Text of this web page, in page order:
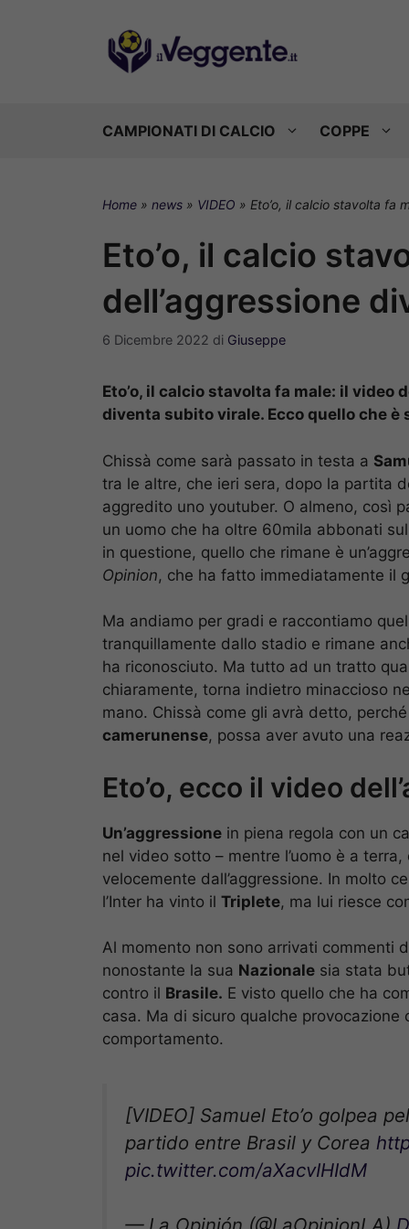
CAMPIONATI DI CALCIO COPPE
Home » news » VIDEO » Eto’o, il calcio stavolta fa
Eto’o, il calcio
dell’aggressione
6 Dicembre 2022 di Giuseppe
Eto’o, il calcio stavolta fa male: il video
diventa subito virale. Ecco quello che è
Chissà come sarà passato in testa a
tra le altre, che ieri sera, dopo la partita
aggredito uno youtuber. O almeno, così
un uomo che ha oltre 60mila abbonati
in questione, quello che rimane è
Opinion, che ha fatto immediatamente il
Ma andiamo per gradi e raccontiamo
tranquillamente dallo stadio e rimane
ha riconosciuto. Ma tutto ad un tratto
chiaramente, torna indietro minaccioso
mano. Chissà come gli avrà detto,
camerunense, possa aver avuto una
Eto’o, ecco il video
Un’aggressione in piena regola con un
nel video sotto – mentre l’uomo è a
velocemente dall’aggressione. In molto
l’Inter ha vinto il Triplete, ma lui riesce
Al momento non sono arrivati commenti
nonostante la sua Nazionale sia stata
contro il Brasile. E visto quello che ha
casa. Ma di sicuro qualche
comportamento.
[VIDEO] Samuel Eto’o golpea
partido entre Brasil y Corea
pic.twitter.com/aXacvIHIdM
— La Opinión (@LaOpinionLA)